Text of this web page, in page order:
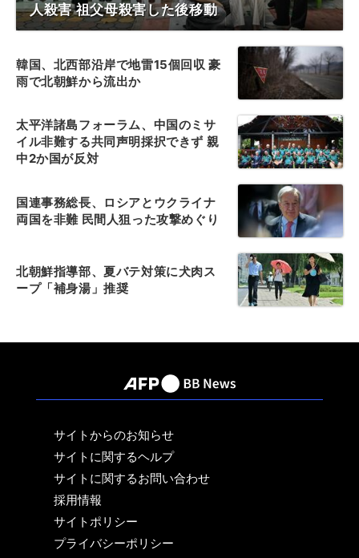
人殺害 祖父母殺害した後移動
韓国、北西部沿岸で地雷15個回収 豪
雨で北朝鮮から流出か
太平洋諸島フォーラム、中国のミサ
イル非難する共同声明採択できず 親
中2か国が反対
国連事務総長、ロシアとウクライナ
両国を非難 民間人狙った攻撃めぐり
北朝鮮指導部、夏バテ対策に犬肉ス
ープ「補身湯」推奨
サイトからのお知らせ
サイトに関するヘルプ
サイトに関するお問い合わせ
採用情報
サイトポリシー
プライバシーポリシー